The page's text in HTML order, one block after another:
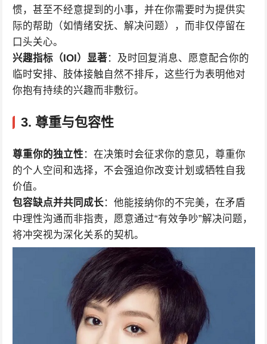
惯，甚至不经意提到的小事，并在你需要时为提供实
际的帮助（如情绪安抚、解决问题），而非仅停留在
口头关心。
兴趣指标（IOI）显著：及时回复消息、愿意配合你的
临时安排、肢体接触自然不排斥，这些行为表明他对
你抱有持续的兴趣而非敷衍。
3. 尊重与包容性
尊重你的独立性 ：在决策时会征求你的意见，尊重你
的个人空间和选择，不会强迫你改变计划或牺牲自我
价值。
包容缺点并共同成长：他能接纳你的不完美，在矛盾
中理性沟通而非指责，愿意通过“有效争吵”解决问题，
将冲突视为深化关系的契机。